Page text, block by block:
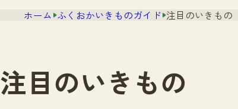
ホーム ふくおかいきものガイド 注目のいきもの
注目のいきもの